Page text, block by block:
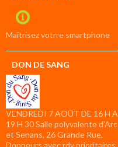
compte
Maîtrisez votrre smartphone
DON DE SANG
VENDREDI 7 AOÛT DE 16 H A
19 H 30 Salle polyvalente d’Arc
et Senans, 26 Grande Rue.